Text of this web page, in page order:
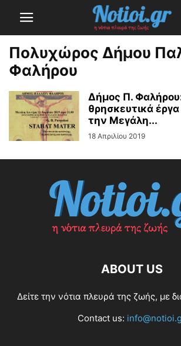
Πολυχώρος Δήμου
Φαλήρου
Δήμος Π.
θρησκευτικά
την Μεγάλη...
18 Απριλίου 2019
ABOUT US
Δείτε την νότια πλευρά της ζωής, με
Contact us: